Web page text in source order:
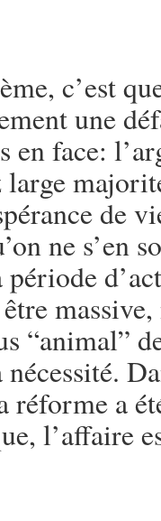
c’est
une
en face:
large
de
ne s’en
“animal”
réforme a
l’affaire